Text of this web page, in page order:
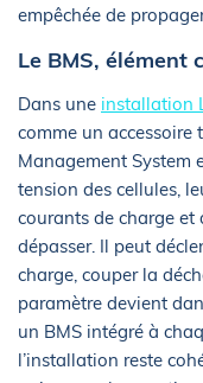
empêchée de
Le BMS, élément
Dans une installation
comme un accessoire
Management System
tension des cellules,
courants de charge et
dépasser. Il peut
charge, couper la
paramètre devient
un BMS intégré à
l’installation reste